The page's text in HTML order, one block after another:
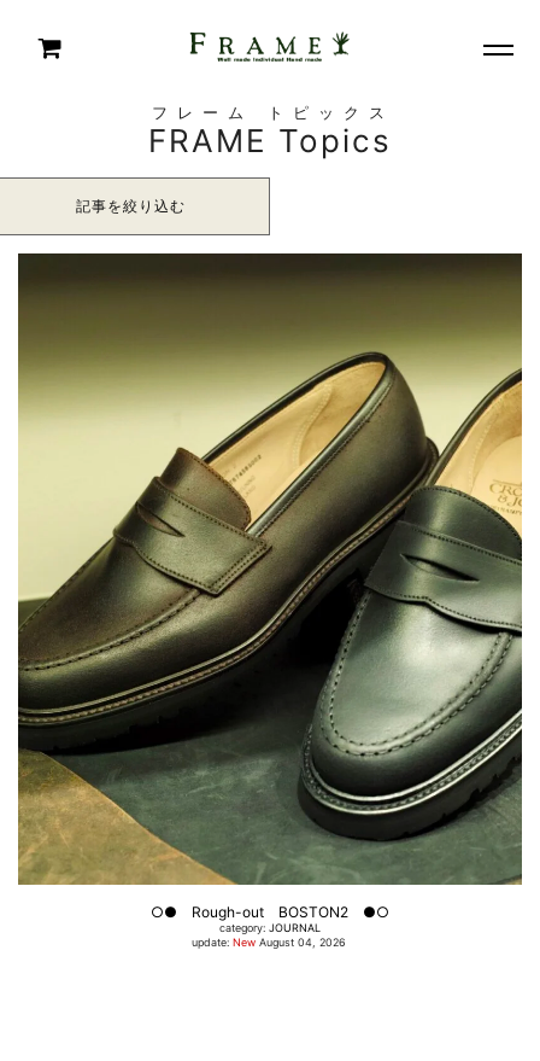
FRAME Topics
フレーム トピックス
記事を絞り込む
○● Rough-out BOSTON2 ●○
category: JOURNAL
update: NewAugust 04, 2026